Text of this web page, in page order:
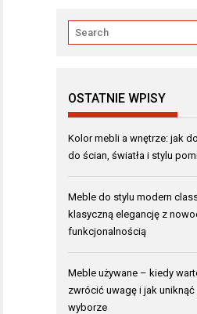
OSTATNIE WPISY
Kolor mebli a wnętrze: jak
do ścian, światła i stylu
Meble do stylu modern
klasyczną elegancję z
funkcjonalnością
Meble używane – kiedy
zwrócić uwagę i jak uniknąć
wyborze